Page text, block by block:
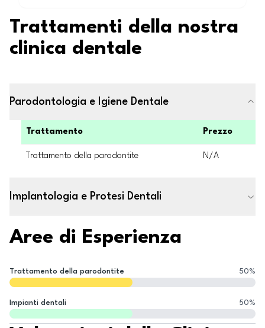
Trattamenti della nostra
clinica dentale
Parodontologia e Igiene Dentale
Trattamento Prezzo
Trattamento della parodontite N/A
Implantologia e Protesi Dentali
Aree di Esperienza
Trattamento della parodontite 50%
Impianti dentali 50%